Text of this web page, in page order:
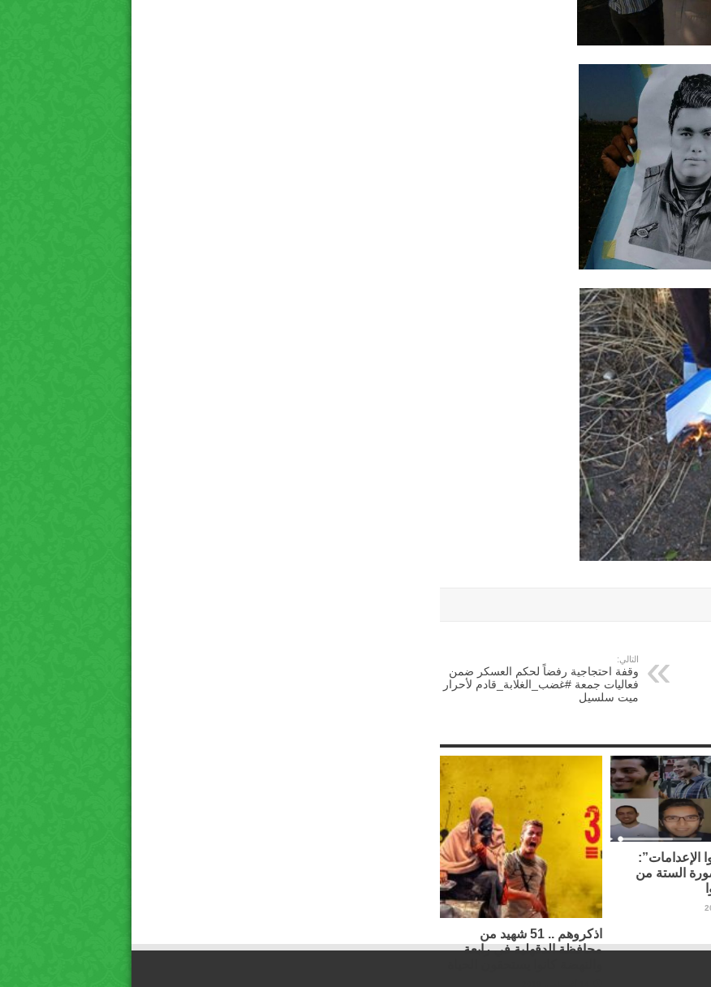
التالي:
وقفة احتجاجية رفضاً لحكم العسكر ضمن
فعاليات جمعة #غضب_الغلابة_قادم لأحرار
ميت سلسيل
الإعدامات”:
الستة من
اذكروهم .. 51 شهيد من
محافظة الدقهلية في رابعة